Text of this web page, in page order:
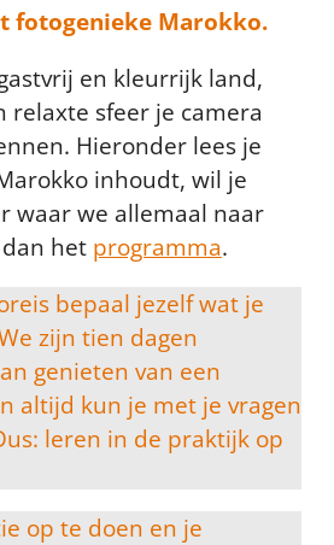
fotogenieke Marokko.
en kleurrijk land,
relaxte sfeer je camera
Hieronder lees je
inhoudt, wil je
waar we allemaal naar
het programma.
bepaal jezelf wat je
zijn tien dagen
genieten van een
altijd kun je met je vragen
leren in de praktijk op
op te doen en je